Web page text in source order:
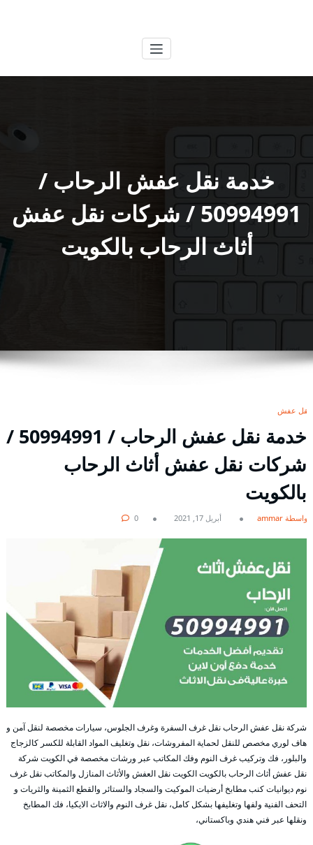
خدمة نقل عفش الرحاب /
50994991 / شركات نقل عفش
أثاث الرحاب بالكويت
نقل عفش
خدمة نقل عفش الرحاب / 50994991 /
شركات نقل عفش أثاث الرحاب
بالكويت
بواسطة ammar أبريل 17, 2021 0
شركة نقل عفش الرحاب نقل غرف السفرة وغرف الجلوس، سيارات مخصصة لنقل آمن و
هاف لوري مخصص للنقل لحماية المفروشات، نقل وتغليف المواد القابلة للكسر كالزجاج
والبلور، فك وتركيب غرف النوم وفك المكاتب عبر ورشات مخصصة في الكويت شركة
نقل عفش أثاث الرحاب بالكويت الكويت نقل العفش والأثاث المنازل والمكاتب نقل غرف
نوم ديوانيات كنب مطابخ أرضيات الموكيت والسجاد والستائر والقطع الثمينة والثريات و
التحف الفنية ولفها وتغليفها بشكل كامل، نقل غرف النوم والاثاث الايكيا، فك المطابخ
ونقلها عبر فني هندي وباكستاني،